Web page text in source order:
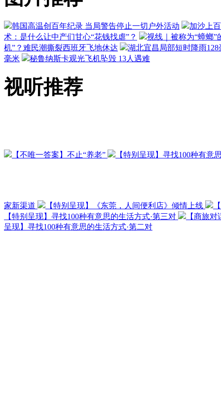
韩国高温创百年纪录 当局警告停止一切户外活动
加沙上
术：是什么让中产们甘心“花钱找虐”？
视线｜被称为“蟑螂
机”？难民潮撕裂西班牙飞地休达
湖北宜昌局部短时降雨
毫米
秘鲁纳斯卡观光飞机坠毁 13人遇难
视听推荐
【不唯一答案】不止“养老” 【特别呈现】寻找100种有意
家新渠道 【特别呈现】《东莞，人间便利店》倾情上线
【特别呈现】寻找100种有意思的生活方式·第三对
【商旅
呈现】寻找100种有意思的生活方式·第二对